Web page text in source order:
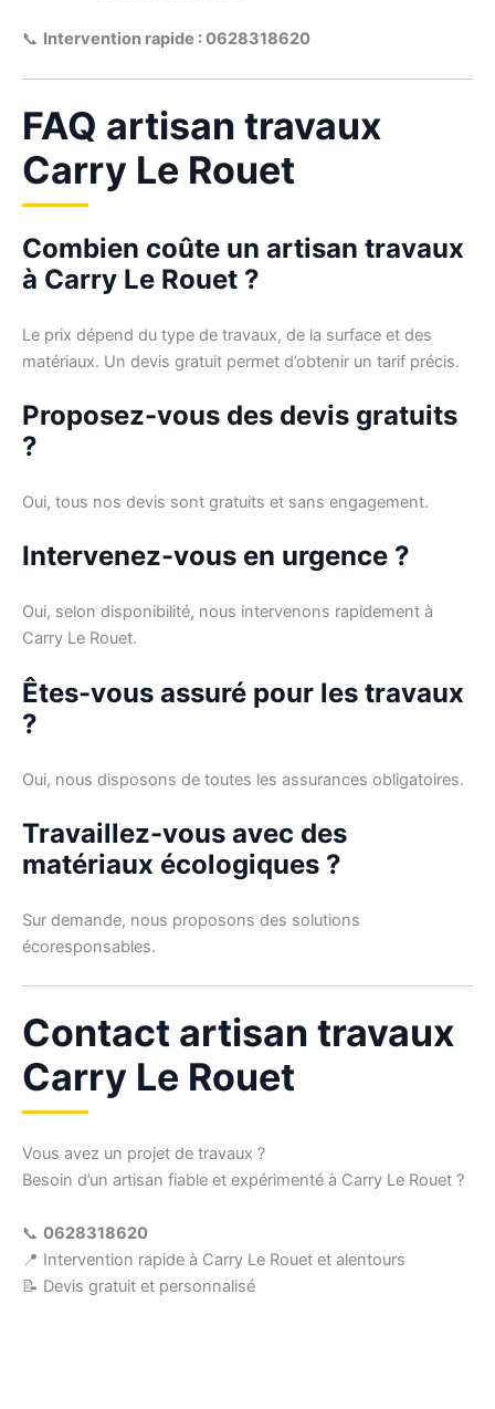
📞 Intervention rapide : 0628318620
FAQ artisan travaux
Carry Le Rouet
Combien coûte un artisan travaux
à Carry Le Rouet ?
Le prix dépend du type de travaux, de la surface et des
matériaux. Un devis gratuit permet d’obtenir un tarif précis.
Proposez-vous des devis gratuits
?
Oui, tous nos devis sont gratuits et sans engagement.
Intervenez-vous en urgence ?
Oui, selon disponibilité, nous intervenons rapidement à
Carry Le Rouet.
Êtes-vous assuré pour les travaux
?
Oui, nous disposons de toutes les assurances obligatoires.
Travaillez-vous avec des
matériaux écologiques ?
Sur demande, nous proposons des solutions
écoresponsables.
Contact artisan travaux
Carry Le Rouet
Vous avez un projet de travaux ?
Besoin d’un artisan fiable et expérimenté à Carry Le Rouet ?
📞 0628318620
📍 Intervention rapide à Carry Le Rouet et alentours
📝 Devis gratuit et personnalisé